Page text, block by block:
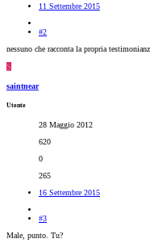
11 Settembre 2015
#2
nessuno che racconta la propria
S
saintnear
Utente
28 Maggio 2012
620
0
265
16 Settembre 2015
#3
Male, punto. Tu?